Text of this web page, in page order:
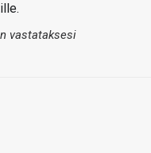
vastataksesi